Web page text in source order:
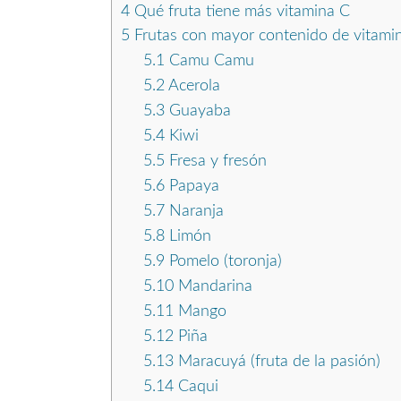
4 Qué fruta tiene más vitamina C
5 Frutas con mayor contenido de
5.1 Camu Camu
5.2 Acerola
5.3Guayaba
5.4Kiwi
5.5 Fresa y fresón
5.6Papaya
5.7Naranja
5.8Limón
5.9 Pomelo (toronja)
5.10Mandarina
5.11
Mango
5.12 Piña
5.13Maracuyá (fruta de la pasión)
5.14Caqui